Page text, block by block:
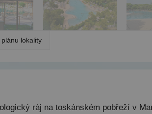
plánu lokality
ráj na toskánském pobřeží v